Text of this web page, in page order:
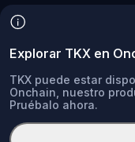
Explorar TKX en
TKX puede estar
Onchain, nuestro
Pruébalo ahora.